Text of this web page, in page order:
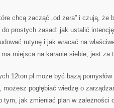
chcą zacząć „od zera” i czują, że
prostych zasad: jak ustalić
rutynę i jak wracać na
miejsca na karanie siebie, jest za
12ton.pl może być bazą
pogłębiać wiedzę o
tym, jak zmieniać plan w zależności